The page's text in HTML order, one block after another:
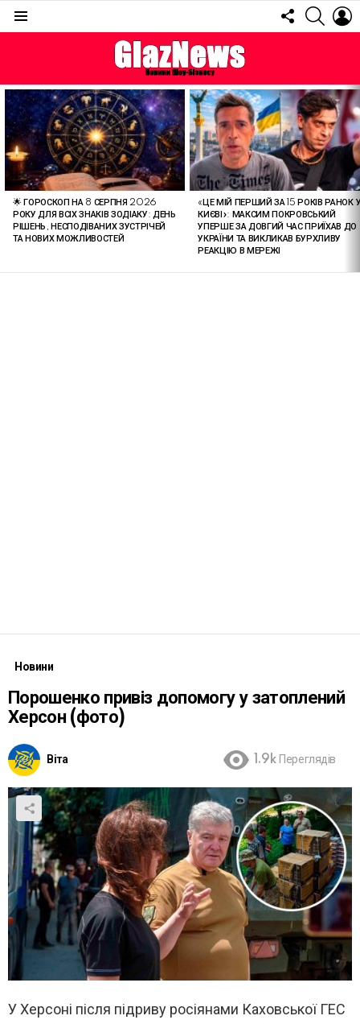
FOLLOW
US
ОСТАННІ
СТАТТІ
🌟 ГОРОСКОП НА 8 СЕРПНЯ 2026
РОКУ ДЛЯ ВСІХ ЗНАКІВ ЗОДІАКУ: ДЕНЬ
РІШЕНЬ, НЕСПОДІВАНИХ ЗУСТРІЧЕЙ
ТА НОВИХ МОЖЛИВОСТЕЙ
«ЦЕ МІЙ ПЕРШИЙ ЗА 15 РОКІВ РАНОК
КИЄВІ»: МАКСИМ ПОКРОВСЬКИЙ
УПЕРШЕ ЗА ДОВГИЙ ЧАС ПРИЇХАВ ДО
УКРАЇНИ ТА ВИКЛИКАВ БУРХЛИВУ
РЕАКЦІЮ В МЕРЕЖІ
Новини
Порошенко привіз допомогу у затоплений
Херсон (фото)
Віта 1.9k Переглядів
У Херсоні після підриву росіянами Каховської ГЕС